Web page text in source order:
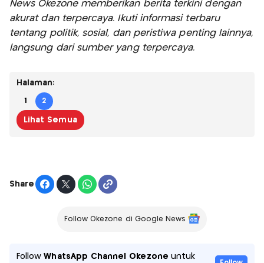
News Okezone memberikan berita terkini dengan
akurat dan terpercaya. Ikuti informasi terbaru
tentang politik, sosial, dan peristiwa penting lainnya,
langsung dari sumber yang terpercaya.
Halaman:
1 2
Lihat Semua
Share
Follow Okezone di Google News
FollowWhatsApp Channel Okezone untuk